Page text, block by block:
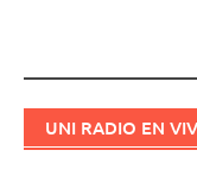
UNI RADIO EN